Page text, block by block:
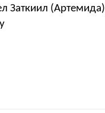
Заткиил (Артемида)